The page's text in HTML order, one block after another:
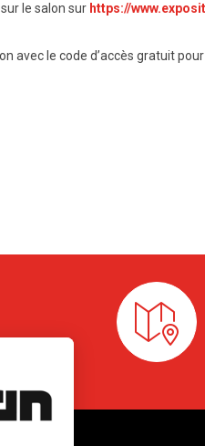
le salon sur https://
avec le code d’accès gratuit